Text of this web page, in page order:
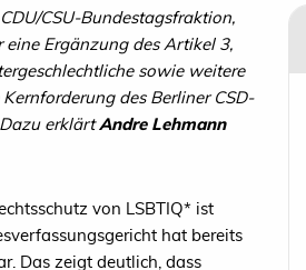
CSU-Bundestagsfraktion,
Ergänzung des Artikel 3,
sowie weitere
des Berliner CSD-
erklärtAndre Lehmann
von LSBTIQ* ist
hat bereits
Das zeigt deutlich, dass